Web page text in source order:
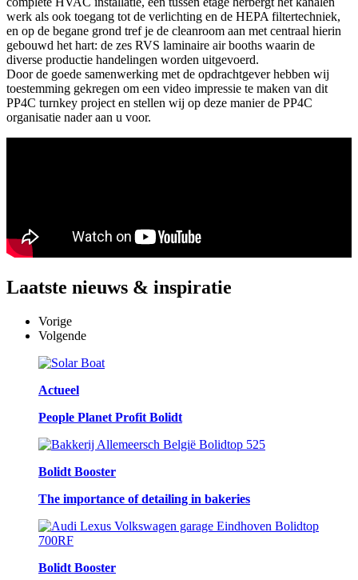
werk als ook toegang tot de verlichting en de HEPA filtertechniek,
en op de begane grond tref je de cleanroom aan met centraal hierin
gebouwd het hart: de zes RVS laminaire air booths waarin de
diverse productie handelingen worden uitgevoerd.
Door de goede samenwerking met de opdrachtgever hebben wij
toestemming gekregen om een video impressie te maken van dit
PP4C turnkey project en stellen wij op deze manier de PP4C
organisatie nader aan u voor.
Laatste nieuws & inspiratie
Vorige
Volgende
Actueel
People Planet Profit Bolidt
Bolidt Booster
The importance of detailing in bakeries
Bolidt Booster